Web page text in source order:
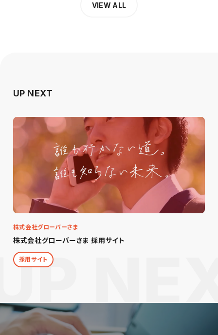
VIEW ALL
UP NEXT
株式会社グローバーさま
株式会社グローバーさま 採用サイト
採用サイト